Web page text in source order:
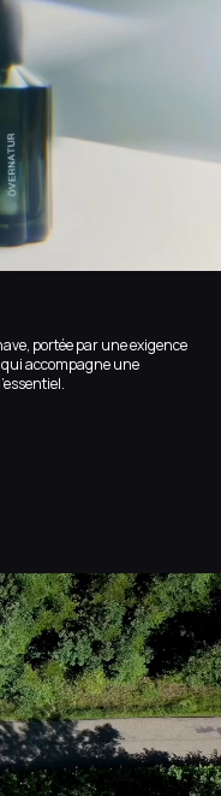
portée par une exigence
accompagne une